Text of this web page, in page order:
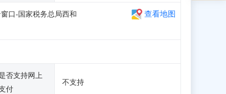
口-国家税务总局西和
查看地图
否支持网上
付
不支持